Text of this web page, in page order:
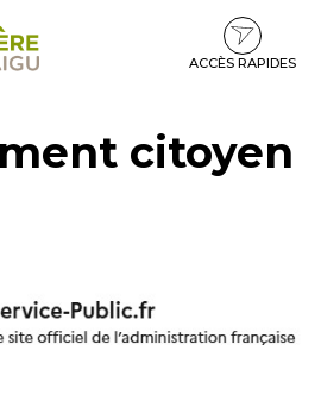
ACCÈS RAPIDES
citoyen